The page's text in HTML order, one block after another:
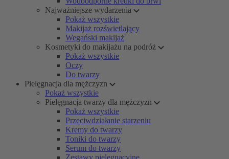
Najważniejsze wydarzenia
Pokaż wszystkie
Makijaż rozświetlający
Wegański makijaż
Kosmetyki do makijażu na podróż
Pokaż wszystkie
Oczy
Do twarzy
Pielęgnacja dla mężczyzn
Pokaż wszystkie
Pielęgnacja twarzy dla mężczyzn
Pokaż wszystkie
Przeciwdziałanie starzeniu
Kremy do twarzy
Toniki do twarzy
Serum do twarzy
Zestawy pielęgnacyjne